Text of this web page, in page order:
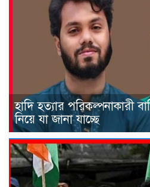
হাদি হত্যার পরিকল্পনাকারী
নিয়ে যা জানা যাচ্ছে